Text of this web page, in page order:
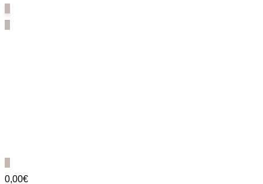
0,00€